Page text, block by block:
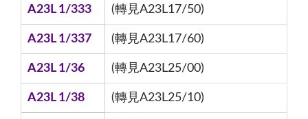
A23L 1/333 (轉見A23L17/50)
A23L 1/337 (轉見A23L17/60)
A23L 1/36 (轉見A23L25/00)
A23L 1/38 (轉見A23L25/10)